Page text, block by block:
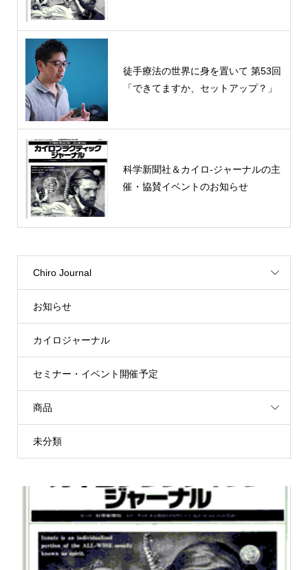
徒手療法の世界に身を置いて 第53回
「できてますか、セットアップ？」
科学新聞社＆カイロ-ジャーナルの主
催・協賛イベントのお知らせ
Chiro Journal
お知らせ
カイロジャーナル
セミナー・イベント開催予定
商品
未分類